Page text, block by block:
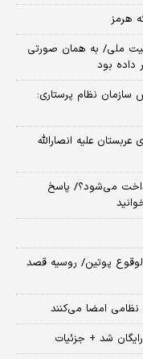
هرمز
ملی/ به همان صورتی
داده بود
نظام پرستاری:
علیه انصارالله
می‌شود؟/ پاسخ
پوتین/ روسیه قصد
شد + جزئیات